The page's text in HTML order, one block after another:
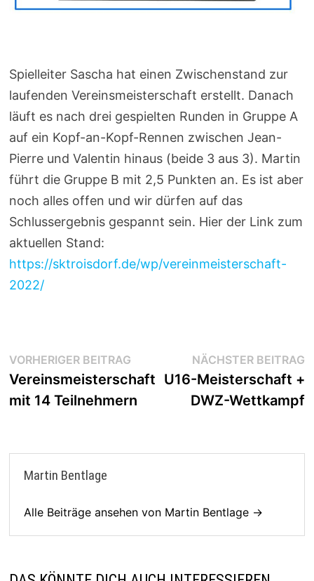
Spielleiter Sascha hat einen Zwischenstand zur
laufenden Vereinsmeisterschaft erstellt. Danach
läuft es nach drei gespielten Runden in Gruppe A
auf ein Kopf-an-Kopf-Rennen zwischen Jean-
Pierre und Valentin hinaus (beide 3 aus 3). Martin
führt die Gruppe B mit 2,5 Punkten an. Es ist aber
noch alles offen und wir dürfen auf das
Schlussergebnis gespannt sein. Hier der Link zum
aktuellen Stand:
https://sktroisdorf.de/wp/vereinmeisterschaft-
2022/
Beitragsnavigation
VORHERIGER BEITRAGVorheriger
Beitrag:
Vereinsmeisterschaft
mit 14 Teilnehmern
NÄCHSTER BEITRAG
U16-Meisterschaft +
DWZ-Wettkampf
Martin Bentlage
Alle Beiträge ansehen von Martin Bentlage →